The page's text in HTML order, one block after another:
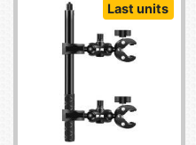
Last units